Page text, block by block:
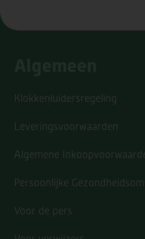
Klokkenluidersregeling
Leveringsvoorwaarden
Algemene
Persoonlijke
Voor de pers